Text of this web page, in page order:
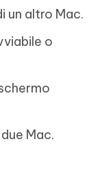
un altro Mac.
o
Mac.